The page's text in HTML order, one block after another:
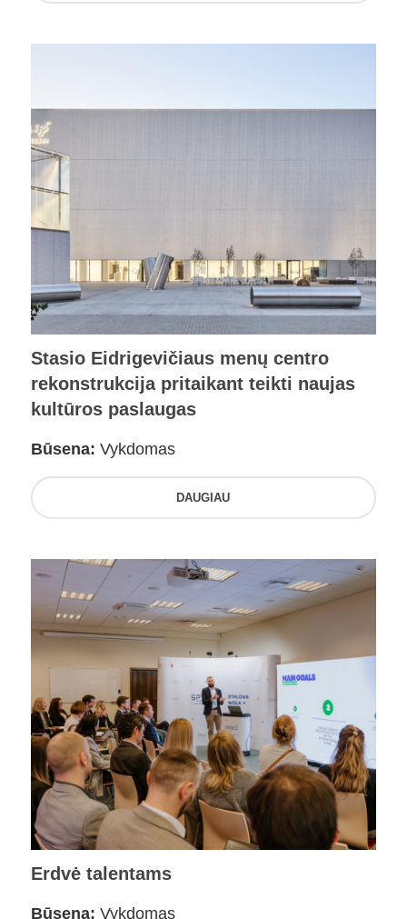
Stasio Eidrigevičiaus menų centro
rekonstrukcija pritaikant teikti naujas
kultūros paslaugas
Būsena: Vykdomas
DAUGIAU
Erdvė talentams
Būsena: Vykdomas